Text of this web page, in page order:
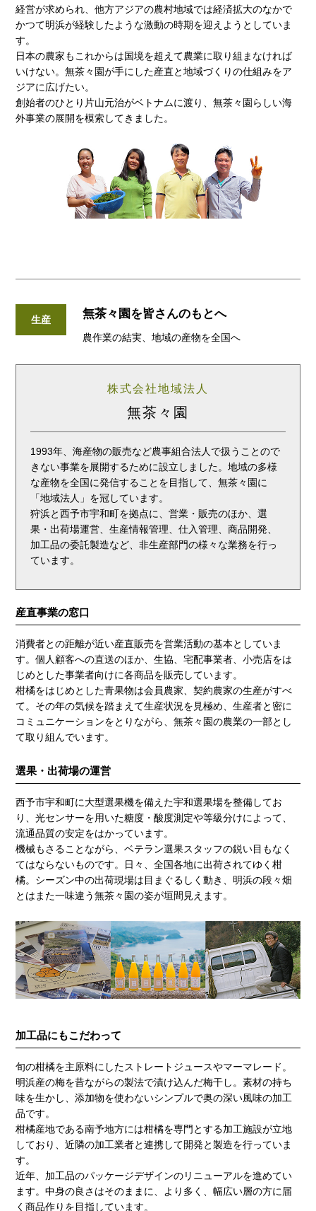
経営が求められ、他方アジアの農村地域では経済拡大のなかで
かつて明浜が経験したような激動の時期を迎えようとしていま
す。
日本の農家もこれからは国境を超えて農業に取り組まなければ
いけない。無茶々園が手にした産直と地域づくりの仕組みをア
ジアに広げたい。
創始者のひとり片山元治がベトナムに渡り、無茶々園らしい海
外事業の展開を模索してきました。
生産 無茶々園を皆さんのもとへ
農作業の結実、地域の産物を全国へ
株式会社地域法人
無茶々園
1993年、海産物の販売など農事組合法人で扱うことので
きない事業を展開するために設立しました。地域の多様
な産物を全国に発信することを目指して、無茶々園に
「地域法人」を冠しています。
狩浜と西予市宇和町を拠点に、営業・販売のほか、選
果・出荷場運営、生産情報管理、仕入管理、商品開発、
加工品の委託製造など、非生産部門の様々な業務を行っ
ています。
産直事業の窓口
消費者との距離が近い産直販売を営業活動の基本としていま
す。個人顧客への直送のほか、生協、宅配事業者、小売店をは
じめとした事業者向けに各商品を販売しています。
柑橘をはじめとした青果物は会員農家、契約農家の生産がすべ
て。その年の気候を踏まえて生産状況を見極め、生産者と密に
コミュニケーションをとりながら、無茶々園の農業の一部とし
て取り組んでいます。
選果・出荷場の運営
西予市宇和町に大型選果機を備えた宇和選果場を整備してお
り、光センサーを用いた糖度・酸度測定や等級分けによって、
流通品質の安定をはかっています。
機械もさることながら、ベテラン選果スタッフの鋭い目もなく
てはならないものです。日々、全国各地に出荷されてゆく柑
橘。シーズン中の出荷現場は目まぐるしく動き、明浜の段々畑
とはまた一味違う無茶々園の姿が垣間見えます。
加工品にもこだわって
旬の柑橘を主原料にしたストレートジュースやマーマレード。
明浜産の梅を昔ながらの製法で漬け込んだ梅干し。素材の持ち
味を生かし、添加物を使わないシンプルで奥の深い風味の加工
品です。
柑橘産地である南予地方には柑橘を専門とする加工施設が立地
しており、近隣の加工業者と連携して開発と製造を行っていま
す。
近年、加工品のパッケージデザインのリニューアルを進めてい
ます。中身の良さはそのままに、より多く、幅広い層の方に届
く商品作りを目指しています。